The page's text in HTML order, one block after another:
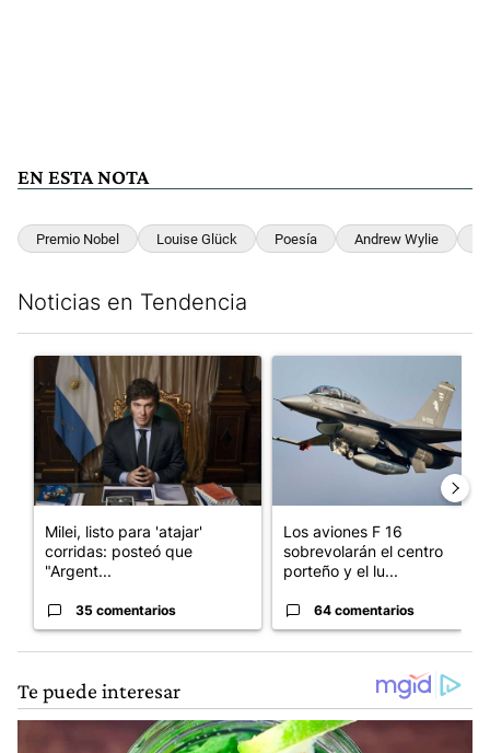
EN ESTA NOTA
Premio Nobel Louise Glück Poesía Andrew Wylie
Noticias en Tendencia
Un artículo de tendencia con el título "Milei, listo para 'atajar'
Milei, listo para 'atajar'
corridas: posteó que
"Argent...
35 comentarios
Los aviones F 16
sobrevolarán el centro
porteño y el lu...
64 comentarios